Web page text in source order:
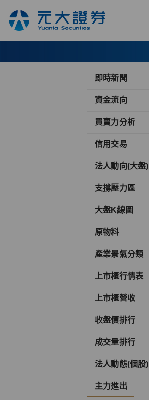
即時新聞
資金流向
買賣力分析
信用交易
法人動向(大盤)
支撐壓力區
大盤K線圖
原物料
產業景氣分類
上市櫃行情表
上市櫃營收
收盤價排行
成交量排行
法人動態(個股)
主力進出